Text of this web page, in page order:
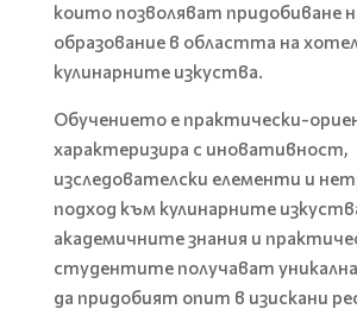
които позволяват придобиване
образование в областта на
кулинарните изкуства.
Обучението е практически-
характеризира с иновативност,
изследователски елементи и
подход към кулинарните
академичните знания и
студентите получават
да придобият опит в изискани